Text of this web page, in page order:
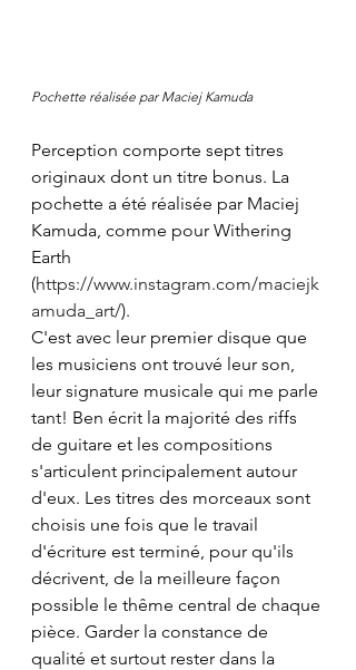
Pochette réalisée par Maciej Kamuda
Perception comporte sept titres
originaux dont un titre bonus. La
pochette a été réalisée par Maciej
Kamuda, comme pour Withering
Earth
(https://www.instagram.com/maciejk
amuda_art/).
C'est avec leur premier disque que
les musiciens ont trouvé leur son,
leur signature musicale qui me parle
tant! Ben écrit la majorité des riffs
de guitare et les compositions
s'articulent principalement autour
d'eux. Les titres des morceaux sont
choisis une fois que le travail
d'écriture est terminé, pour qu'ils
décrivent, de la meilleure façon
possible le thême central de chaque
pièce. Garder la constance de
qualité et surtout rester dans la